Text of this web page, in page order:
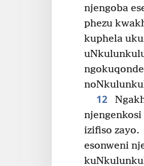
njengoba
phezu
kuphela
12
izifiso zayo.
esonweni